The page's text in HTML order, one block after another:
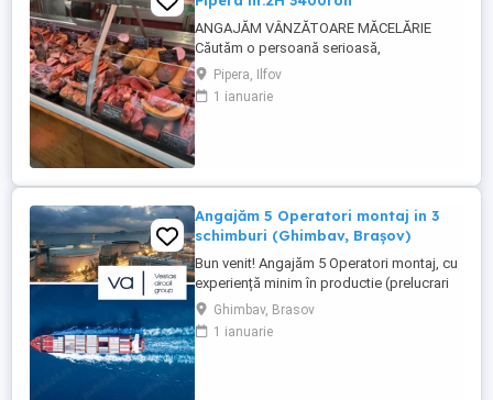
ANGAJĂM VÂNZĂTOARE MĂCELĂRIE
Căutăm o persoană serioasă,
responsabilă și amabilă pentru postul de
vânzătoare într-o măcelărie modernă.
Cerințe: Experiență în domeniul vânzărilor
Rapiditate, ...
Pipera, Ilfov
1 ianuarie
Angajăm 5 Operatori montaj in 3
schimburi (Ghimbav, Brașov)
Bun venit! Angajăm 5 Operatori montaj, cu
experiență minim în productie (prelucrari
prin aschiere). Căutăm persoane serioase,
dornice să învețe și să muncească, se va
oferi instruire la locul de muncă. Program:
Ghimbav, Brasov
1 ianuarie